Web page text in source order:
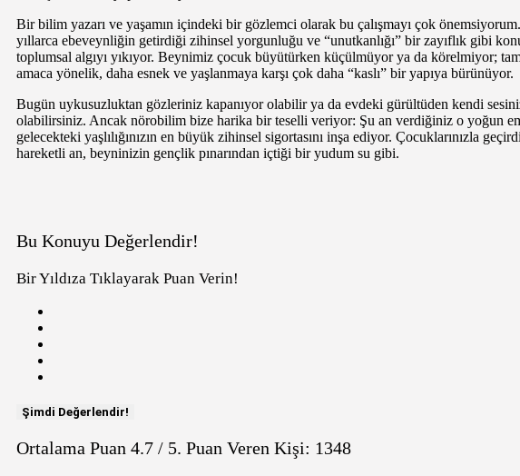
Bir bilim yazarı ve yaşamın içindeki bir gözlemci olarak bu çalışmayı çok
yıllarca ebeveynliğin getirdiği zihinsel yorgunluğu ve “unutkanlığı” bir zayıflık gibi
toplumsal algıyı yıkıyor. Beynimiz çocuk büyütürken küçülmüyor ya da körelmiyor;
amaca yönelik, daha esnek ve yaşlanmaya karşı çok daha “kaslı” bir yapıya bürünüyor.
Bugün uykusuzluktan gözleriniz kapanıyor olabilir ya da evdeki gürültüden kendi
olabilirsiniz. Ancak nörobilim bize harika bir teselli veriyor: Şu an verdiğiniz o yoğun
gelecekteki yaşlılığınızın en büyük zihinsel sigortasını inşa ediyor. Çocuklarınızla
hareketli an, beyninizin gençlik pınarından içtiği bir yudum su gibi.
Bu Konuyu Değerlendir!
Bir Yıldıza Tıklayarak Puan Verin!
Şimdi Değerlendir!
Ortalama Puan 4.7 / 5. Puan Veren Kişi: 1348